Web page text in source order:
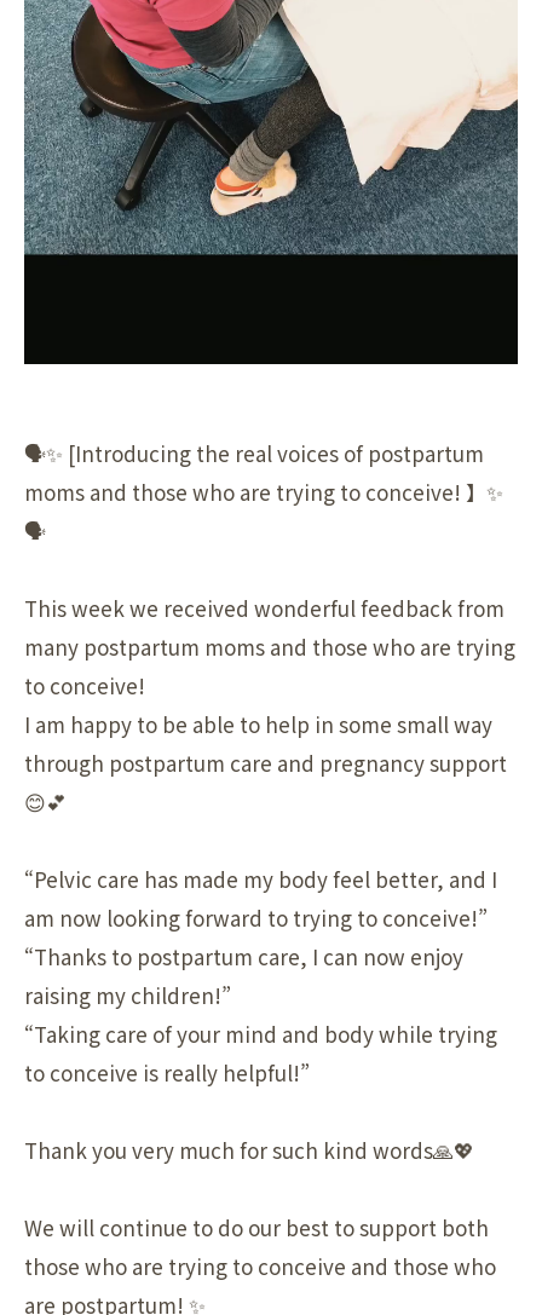
🗣✨ [Introducing the real voices of postpartum
moms and those who are trying to conceive! 】✨
🗣
This week we received wonderful feedback from
many postpartum moms and those who are trying
to conceive!
I am happy to be able to help in some small way
through postpartum care and pregnancy support
😊💕
“Pelvic care has made my body feel better, and I
am now looking forward to trying to conceive!”
“Thanks to postpartum care, I can now enjoy
raising my children!”
“Taking care of your mind and body while trying
to conceive is really helpful!”
Thank you very much for such kind words🙏💖
We will continue to do our best to support both
those who are trying to conceive and those who
are postpartum! ✨